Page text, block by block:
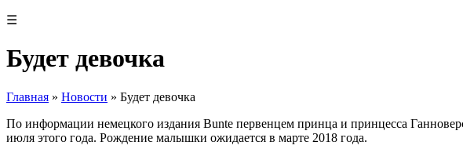
☰
Будет девочка
Главная » Новости » Будет девочка
По информации немецкого издания Bunte первенцем принца и принцесса
июля этого года. Рождение малышки ожидается в марте 2018 года.